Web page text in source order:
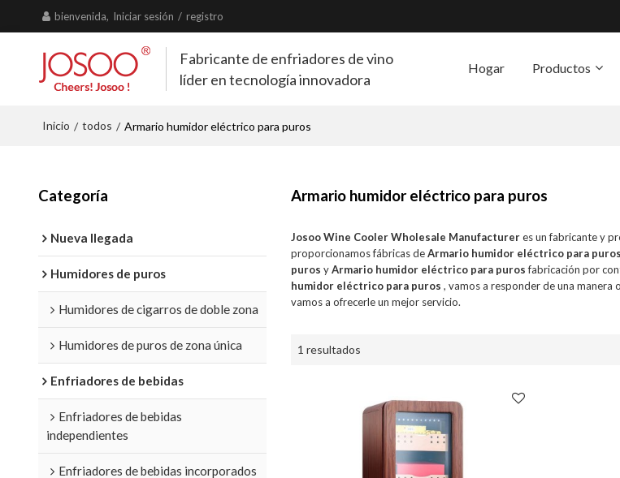
bienvenida, Iniciar sesión / registro
Fabricante de enfriadores de vino
líder en tecnología innovadora
Hogar Productos
Inicio / todos / Armario humidor eléctrico para puros
Categoría
Nueva llegada
Humidores de puros
Humidores de cigarros de doble zona
Humidores de puros de zona única
Enfriadores de bebidas
Enfriadores de bebidas
independientes
Enfriadores de bebidas incorporados
Armario humidor eléctrico para puros
Josoo Wine Cooler Wholesale Manufactureres un fabricante y
proporcionamos fábricas deArmario humidor eléctrico para puros
puros yArmario humidor eléctrico para purosfabricación por
humidor eléctrico para puros , vamos a responder de una
vamos a ofrecerle un mejor servicio.
1 resultados